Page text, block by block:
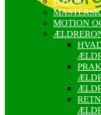
MOTION